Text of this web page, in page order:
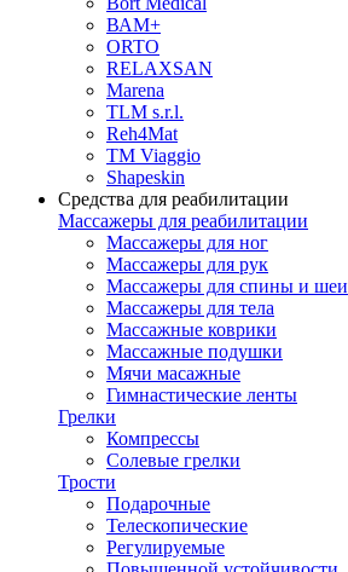
ВАМ+
ORTO
RELAXSAN
Marena
TLM s.r.l.
Reh4Mat
TM Viaggio
Shapeskin
Средства для реабилитации
Массажеры для реабилитации
Массажеры для ног
Массажеры для рук
Массажеры для спины и шеи
Массажеры для тела
Массажные коврики
Массажные подушки
Мячи масажные
Гимнастические ленты
Грелки
Компрессы
Солевые грелки
Трости
Подарочные
Телескопические
Регулируемые